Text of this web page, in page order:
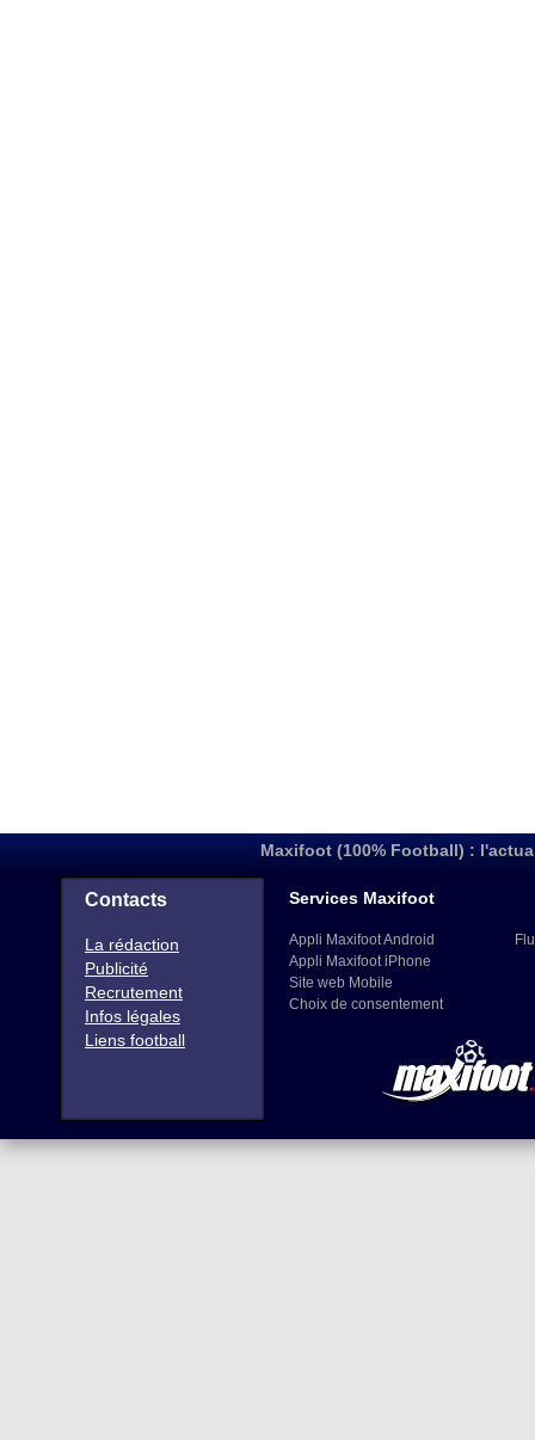
Maxifoot (100% Football) :
Contacts
La rédaction
Publicité
Recrutement
Infos légales
Liens football
Services Maxifoot
Appli Maxifoot Android
Appli Maxifoot iPhone
Site web Mobile
Choix de consentement